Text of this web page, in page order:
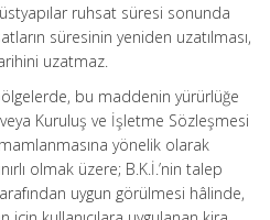
ruhsat süresi sonunda
süresinin yeniden uzatılması,
uzatmaz.
bu maddenin yürürlüğe
Kuruluş ve İşletme Sözleşmesi
yönelik olarak
olmak üzere; B.K.İ.’nin talep
uygun görülmesi hâlinde,